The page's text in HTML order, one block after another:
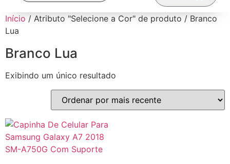
Início / Atributo "Selecione a Cor" de produto / Branco
Lua
Branco Lua
Exibindo um único resultado